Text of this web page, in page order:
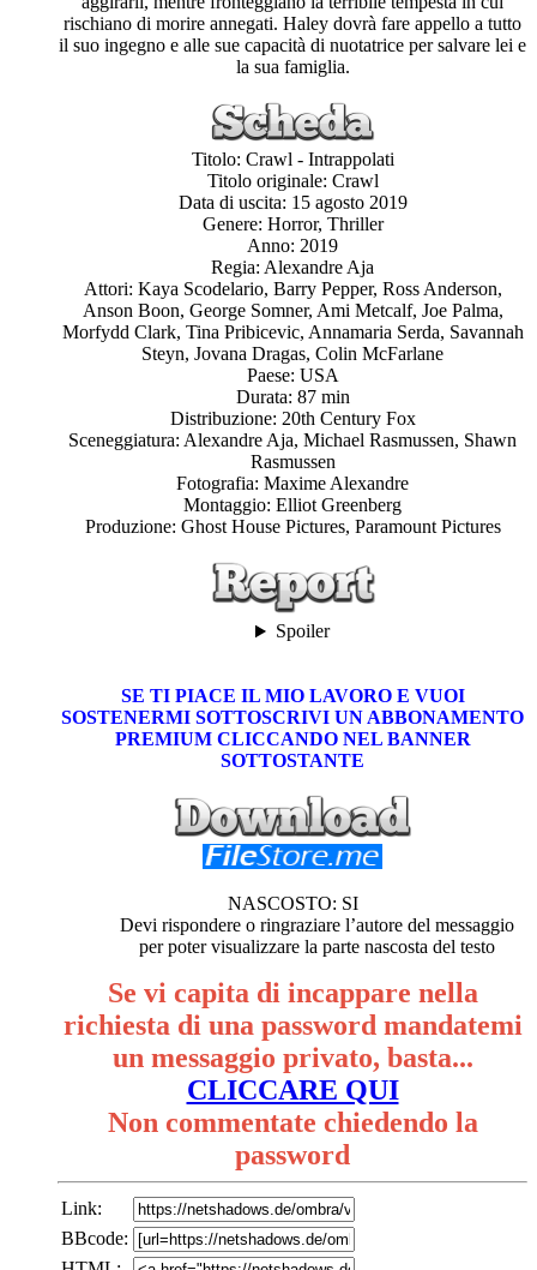
rischiano di morire annegati. Haley dovrà fare appello a tutto
il suo ingegno e alle sue capacità di nuotatrice per salvare lei e
la sua famiglia.
Titolo: Crawl - Intrappolati
Titolo originale: Crawl
Data di uscita: 15 agosto 2019
Genere: Horror, Thriller
Anno: 2019
Regia: Alexandre Aja
Attori: Kaya Scodelario, Barry Pepper, Ross Anderson,
Anson Boon, George Somner, Ami Metcalf, Joe Palma,
Morfydd Clark, Tina Pribicevic, Annamaria Serda, Savannah
Steyn, Jovana Dragas, Colin McFarlane
Paese: USA
Durata: 87 min
Distribuzione: 20th Century Fox
Sceneggiatura: Alexandre Aja, Michael Rasmussen, Shawn
Rasmussen
Fotografia: Maxime Alexandre
Montaggio: Elliot Greenberg
Produzione: Ghost House Pictures, Paramount Pictures
Spoiler
SE TI PIACE IL MIO LAVORO E VUOI
SOSTENERMI SOTTOSCRIVI UN ABBONAMENTO
PREMIUM CLICCANDO NEL BANNER
SOTTOSTANTE
NASCOSTO: SI
Devi rispondere o ringraziare l’autore del messaggio
per poter visualizzare la parte nascosta del testo
Se vi capita di incappare nella
richiesta di una password mandatemi
un messaggio privato, basta...
CLICCARE QUI
Non commentate chiedendo la
password
Link:
BBcode: